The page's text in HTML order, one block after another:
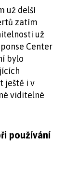
už delší
zatím
už
Center
bylo
ještě i v
viditelné
používání